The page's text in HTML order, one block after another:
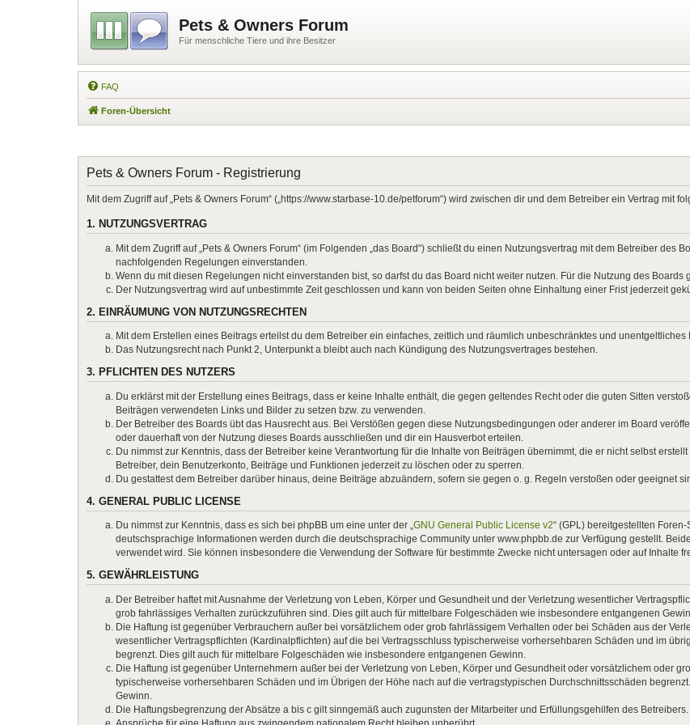
Pets & Owners Forum
Für menschliche Tiere und ihre Besitzer
FAQ
Foren-Übersicht
Pets & Owners Forum - Registrierung
Mit dem Zugriff auf „Pets & Owners Forum“ („https://www.starbase-10.de/petforum“) wird zwischen dir und dem Betreiber ein Vertrag mit
1. NUTZUNGSVERTRAG
Mit dem Zugriff auf „Pets & Owners Forum“ (im Folgenden „das Board“) schließt du einen Nutzungsvertrag mit dem Betreiber des
nachfolgenden Regelungen einverstanden.
Wenn du mit diesen Regelungen nicht einverstanden bist, so darfst du das Board nicht weiter nutzen. Für die Nutzung des
Der Nutzungsvertrag wird auf unbestimmte Zeit geschlossen und kann von beiden Seiten ohne Einhaltung einer Frist jederzeit
2. EINRÄUMUNG VON NUTZUNGSRECHTEN
Mit dem Erstellen eines Beitrags erteilst du dem Betreiber ein einfaches, zeitlich und räumlich unbeschränktes und
Das Nutzungsrecht nach Punkt 2, Unterpunkt a bleibt auch nach Kündigung des Nutzungsvertrages bestehen.
3. PFLICHTEN DES NUTZERS
Du erklärst mit der Erstellung eines Beitrags, dass er keine Inhalte enthält, die gegen geltendes Recht oder die guten Sitten
Beiträgen verwendeten Links und Bilder zu setzen bzw. zu verwenden.
Der Betreiber des Boards übt das Hausrecht aus. Bei Verstößen gegen diese Nutzungsbedingungen oder anderer im Board
oder dauerhaft von der Nutzung dieses Boards ausschließen und dir ein Hausverbot erteilen.
Du nimmst zur Kenntnis, dass der Betreiber keine Verantwortung für die Inhalte von Beiträgen übernimmt, die er nicht selbst
Betreiber, dein Benutzerkonto, Beiträge und Funktionen jederzeit zu löschen oder zu sperren.
Du gestattest dem Betreiber darüber hinaus, deine Beiträge abzuändern, sofern sie gegen o. g. Regeln verstoßen oder geeignet
4. GENERAL PUBLIC LICENSE
Du nimmst zur Kenntnis, dass es sich bei phpBB um eine unter der „GNU General Public License v2“ (GPL) bereitgestellten
deutschsprachige Informationen werden durch die deutschsprachige Community unter www.phpbb.de zur Verfügung gestellt.
verwendet wird. Sie können insbesondere die Verwendung der Software für bestimmte Zwecke nicht untersagen oder auf Inhalte
5. GEWÄHRLEISTUNG
Der Betreiber haftet mit Ausnahme der Verletzung von Leben, Körper und Gesundheit und der Verletzung wesentlicher
grob fahrlässiges Verhalten zurückzuführen sind. Dies gilt auch für mittelbare Folgeschäden wie insbesondere entgangenen
Die Haftung ist gegenüber Verbrauchern außer bei vorsätzlichem oder grob fahrlässigem Verhalten oder bei Schäden aus der
wesentlicher Vertragspflichten (Kardinalpflichten) auf die bei Vertragsschluss typischerweise vorhersehbaren Schäden und im
begrenzt. Dies gilt auch für mittelbare Folgeschäden wie insbesondere entgangenen Gewinn.
Die Haftung ist gegenüber Unternehmern außer bei der Verletzung von Leben, Körper und Gesundheit oder vorsätzlichem oder
typischerweise vorhersehbaren Schäden und im Übrigen der Höhe nach auf die vertragstypischen Durchschnittsschäden
Gewinn.
Die Haftungsbegrenzung der Absätze a bis c gilt sinngemäß auch zugunsten der Mitarbeiter und Erfüllungsgehilfen des Betreibers.